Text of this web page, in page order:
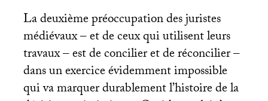
La deuxième préoccupation des juristes
médiévaux – et de ceux qui utilisent leurs
travaux – est de concilier et de réconcilier –
dans un exercice évidemment impossible
qui va marquer durablement l’histoire de la